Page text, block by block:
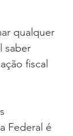
qualquer
saber
fiscal
Federal é